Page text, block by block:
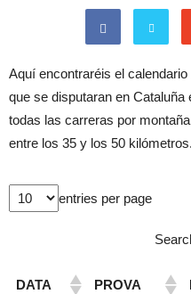
Aquí encontraréis el
que se disputaran en
todas las carreras por
entre los 35 y los 50 kilómetros.
entries per page
DATA PROVA